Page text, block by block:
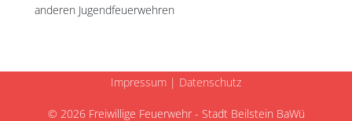
anderen Jugendfeuerwehren
Impressum | Datenschutz
© 2026 Freiwillige Feuerwehr - Stadt Beilstein BaWü